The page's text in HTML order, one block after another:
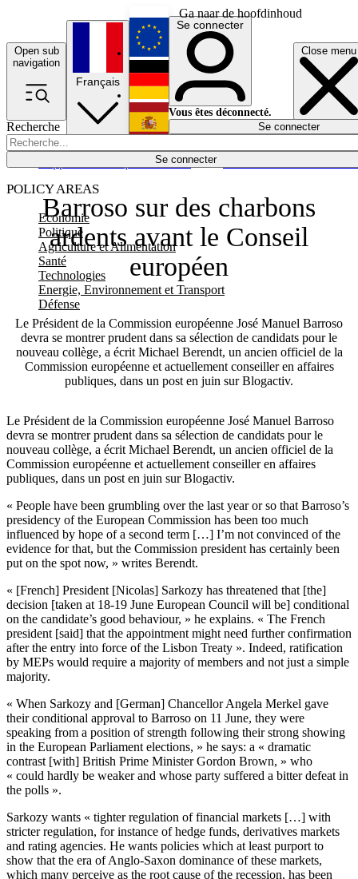
Ga naar de hoofdinhoud
Open sub
navigation
Close menu
Recherche
Se connecter
POLICY AREAS
Economie
Politique
Agriculture et Alimentation
Santé
Technologies
Energie, Environnement et Transport
Défense
Économie
Français
English
Deutsch
Español
Se connecter
Vous êtes déconnecté.
Se connecter
Barroso sur des charbons
ardents avant le Conseil
européen
Le Président de la Commission européenne José Manuel Barroso
devra se montrer prudent dans sa sélection de candidats pour le
nouveau collège, a écrit Michael Berendt, un ancien officiel de la
Commission européenne et actuellement conseiller en affaires
publiques, dans un post en juin sur Blogactiv.
Le Président de la Commission européenne José Manuel Barroso
devra se montrer prudent dans sa sélection de candidats pour le
nouveau collège, a écrit Michael Berendt, un ancien officiel de la
Commission européenne et actuellement conseiller en affaires
publiques, dans un post en juin sur Blogactiv.
« People have been grumbling over the last year or so that Barroso’s
presidency of the European Commission has been too much
influenced by hope of a second term […] I’m not convinced of the
evidence for that, but the Commission president has certainly been
put on the spot now, » writes Berendt.
« [French] President [Nicolas] Sarkozy has threatened that [the]
decision [taken at 18-19 June European Council will be] conditional
on the candidate’s good behaviour, » he explains. « The French
president [said] that the appointment might need further confirmation
after the entry into force of the Lisbon Treaty ». Indeed, ratification
by MEPs would require a majority of members and not just a simple
majority.
« When Sarkozy and [German] Chancellor Angela Merkel gave
their conditional approval to Barroso on 11 June, they were
speaking from a position of strength following their strong showing
in the European Parliament elections, » he says: a « dramatic
contrast [with] British Prime Minister Gordon Brown, » who
« could hardly be weaker and whose party suffered a bitter defeat in
the polls ».
Sarkozy wants « tighter regulation of financial markets […] with
stricter regulation, for instance of hedge funds, derivatives markets
and rating agencies. He wants policies which at least purport to
show that the era of Anglo-Saxon dominance of these markets,
which many perceive as the root cause of the recession, has been